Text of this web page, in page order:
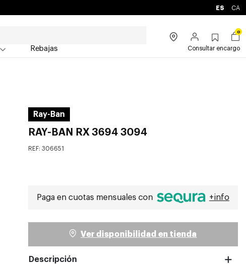
ES CA
Rebajas
0
Consultar encargo
Ray-Ban
RAY-BAN RX 3694 3094
REF: 306651
Paga en cuotas mensuales con +info
Ver disponibilidad en tienda
Descripción